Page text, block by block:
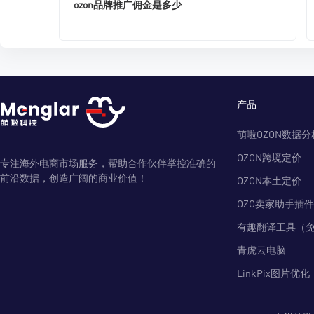
ozon品牌推广佣金是多少
专注海外电商市场服务，帮助合作伙伴掌控准确的
前沿数据，创造广阔的商业价值！
产品
萌啦OZON数据分
OZON跨境定价
OZON本土定价
OZO卖家助手插件
有趣翻译工具（
青虎云电脑
LinkPix图片优化